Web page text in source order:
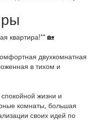
квартира!** 🏡
двухкомнатная
в тихом и
жизни и
комнаты, большая
своих идей по